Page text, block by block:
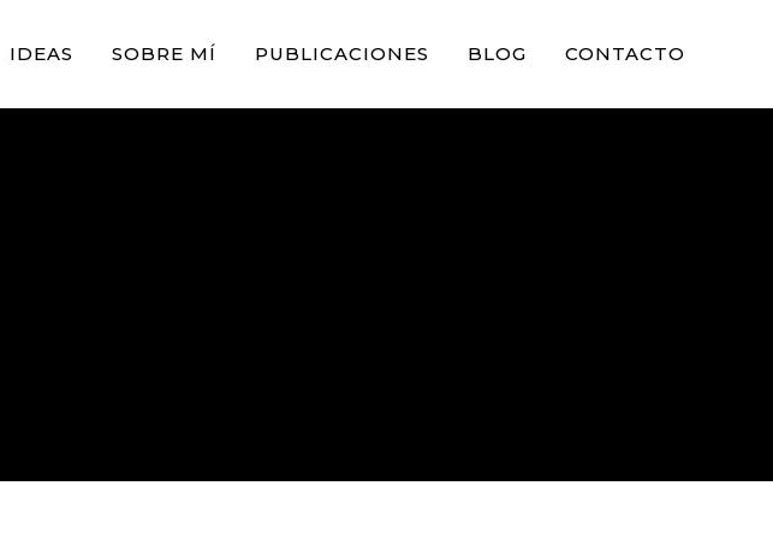
IDEAS SOBRE MÍ PUBLICACIONES BLOG CONTACTO